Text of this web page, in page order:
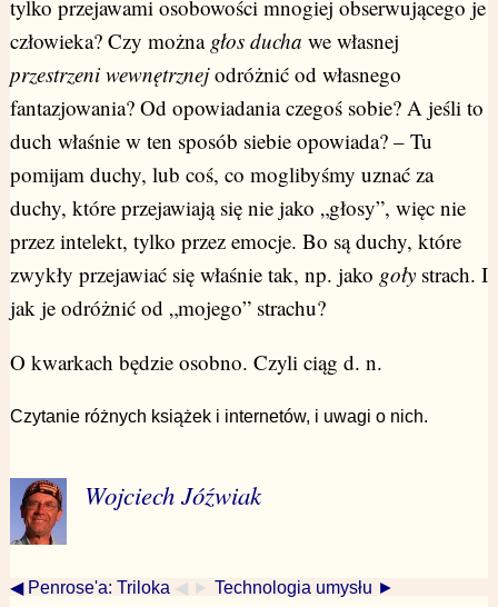
tylko przejawami osobowości mnogiej obserwującego je
człowieka? Czy można głos ducha we własnej
przestrzeni wewnętrznejodróżnić od własnego
fantazjowania? Od opowiadania czegoś sobie? A jeśli to
duch właśnie w ten sposób siebie opowiada? – Tu
pomijam duchy, lub coś, co moglibyśmy uznać za
duchy, które przejawiają się nie jako „głosy”, więc nie
przez intelekt, tylko przez emocje. Bo są duchy, które
zwykły przejawiać się właśnie tak, np. jako gołystrach. I
jak je odróżnić od „mojego” strachu?
O kwarkach będzie osobno. Czyli ciąg d. n.
Czytanie różnych książek i internetów, i uwagi o nich.
Wojciech Jóźwiak
◀ Penrose'a: Triloka ◀ ► Technologia umysłu ►